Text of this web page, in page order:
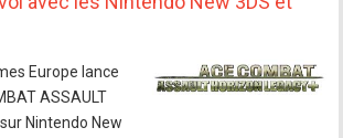
Europe lance
ASSAULT
sur Nintendo New